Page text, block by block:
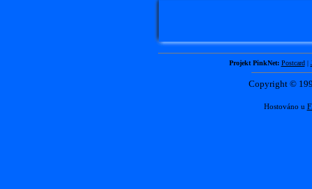
Projekt PinkNet: Postcard|
Copyright ©
Hostováno u